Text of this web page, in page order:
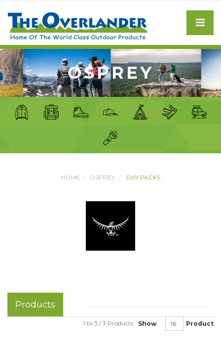
OSPREY
HOME OSPREY DAY PACKS
Products
Show Product
1 to 3 / 3 Products